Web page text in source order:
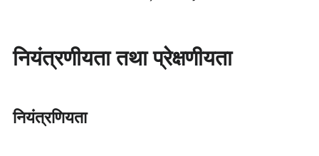
नियंत्रणीयता तथा प्रेक्षणीयता
नियंत्रणियता